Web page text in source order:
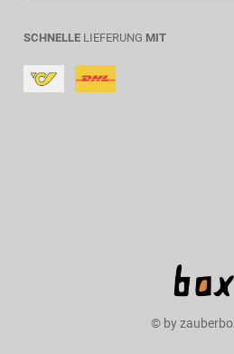
SCHNELLE LIEFERUNG MIT
© by